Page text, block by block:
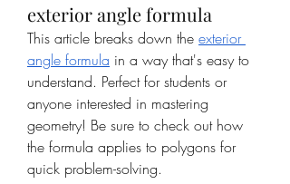
exterior angle formula
This article breaks down the exterior
angle formula in a way that's easy to
understand. Perfect for students or
anyone interested in mastering
geometry! Be sure to check out how
the formula applies to polygons for
quick problem-solving.